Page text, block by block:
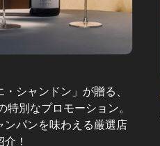
シャンドン」が贈る、
特別なプロモーション。
ンパンを味わえる厳選店
！